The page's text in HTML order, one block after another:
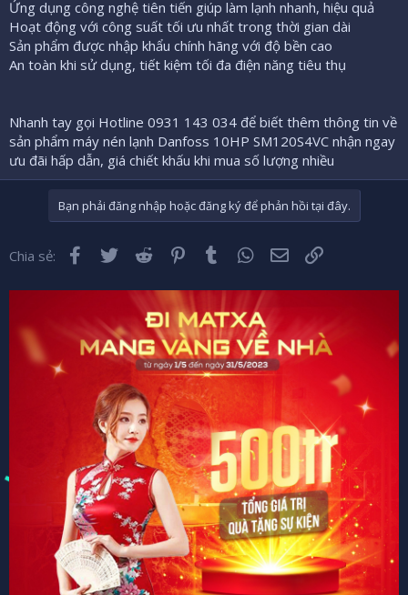
Ứng dụng công nghệ tiên tiến giúp làm lạnh nhanh, hiệu quả
Hoạt động với công suất tối ưu nhất trong thời gian dài
Sản phẩm được nhập khẩu chính hãng với độ bền cao
An toàn khi sử dụng, tiết kiệm tối đa điện năng tiêu thụ
Nhanh tay gọi Hotline 0931 143 034 để biết thêm thông tin về
sản phẩm máy nén lạnh Danfoss 10HP SM120S4VC nhận ngay
ưu đãi hấp dẫn, giá chiết khấu khi mua số lượng nhiều
Bạn phải đăng nhập hoặc đăng ký để phản hồi tại đây.
Chia sẻ: Facebook
Twitter Reddit Pinterest
Tumblr WhatsApp
Email